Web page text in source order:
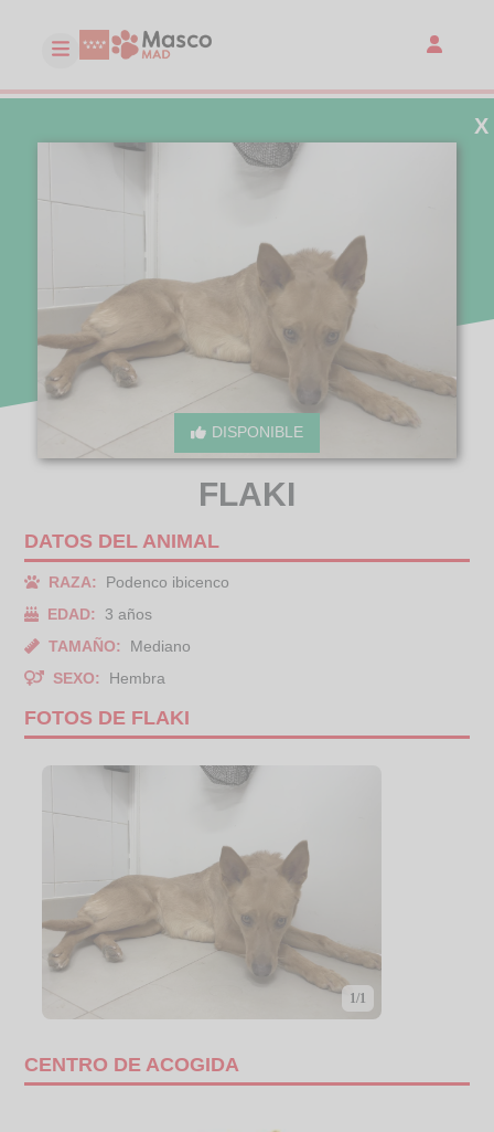
DISPONIBLE
X
FLAKI
DATOS DEL ANIMAL
RAZA:
Podenco ibicenco
EDAD:
3 años
TAMAÑO:
Mediano
SEXO:
Hembra
FOTOS DE FLAKI
1/1
CENTRO DE ACOGIDA